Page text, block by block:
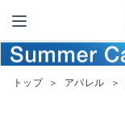
トップ ＞ アパレル ＞